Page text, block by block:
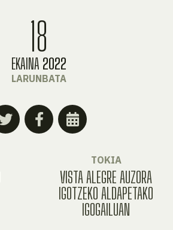
18
EKAINA 2022
LARUNBATA
TOKIA
VISTA ALEGRE AUZORA
IGOTZEKO ALDAPETAKO
IGOGAILUAN